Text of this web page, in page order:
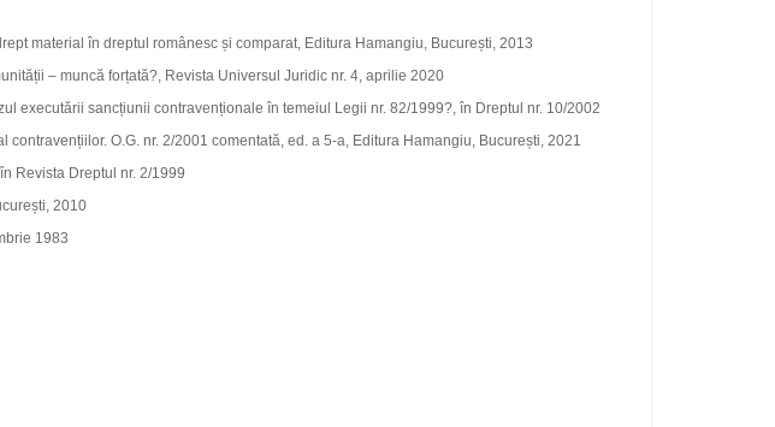
material în dreptul românesc și comparat, Editura Hamangiu, București, 2013
– muncă forțată?, Revista Universul Juridic nr. 4, aprilie 2020
executării sancțiunii contravenționale în temeiul Legii nr. 82/1999?, în Dreptul nr. 10/2002
contravențiilor. O.G. nr. 2/2001 comentată, ed. a 5-a, Editura Hamangiu, București, 2021
Revista Dreptul nr. 2/1999
2010
1983